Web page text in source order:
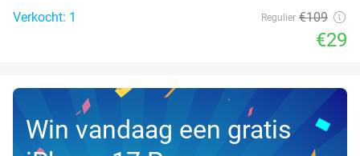
Verkocht: 1
Regulier €109
€29
Win vandaag een gratis